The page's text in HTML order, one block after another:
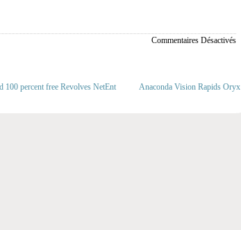
Commentaires Désactivés
100 percent free Revolves NetEnt
Anaconda Vision Rapids Oryx